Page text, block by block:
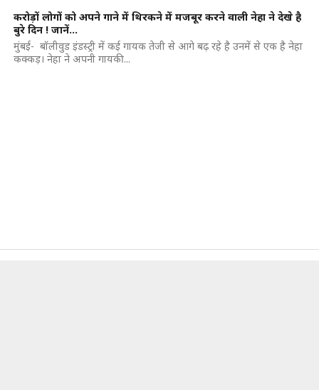
करोड़ों लोगों को अपने गाने में थिरकने में मजबूर करने वाली नेहा ने देखे है
बुरे दिन ! जानें…
मुंबई- बॉलीवुड इंडस्ट्री में कई गायक तेजी से आगे बढ़ रहे है उनमें से एक है नेहा
कक्कड़। नेहा ने अपनी गायकी...